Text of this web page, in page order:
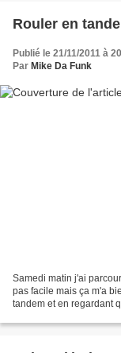
Rouler en
Publié le 21/11/2011 à
Par Mike Da Funk
Samedi matin j'ai
pas facile mais ça m'a
tandem et en regardant